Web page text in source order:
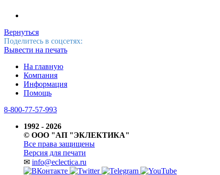
Вернуться
Поделитесь в соцсетях:
Вывести на печать
На главную
Компания
Информация
Помощь
8-800-77-57-993
1992 - 2026
© ООО "АП "ЭКЛЕКТИКА"
Все права защищены
Версия для печати
✉ info@eclectica.ru